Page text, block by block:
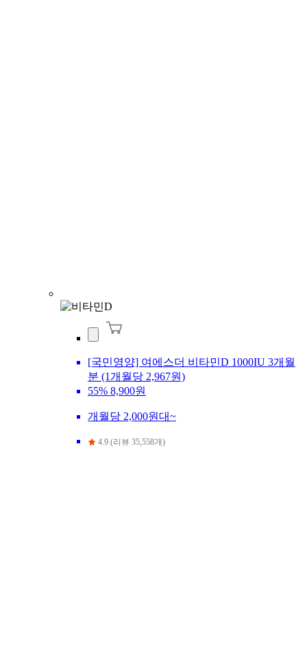
[국민영양] 여에스더 비타민D 1000IU 3개월
분 (1개월당 2,967원)
55% 8,900원
개월당 2,000원대~
4.9 (리뷰 35,558개)